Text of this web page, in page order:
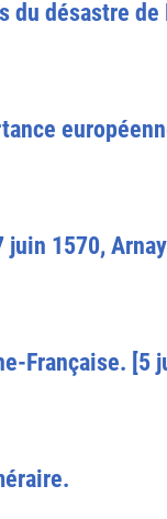
désastre
1570,
Française. [5